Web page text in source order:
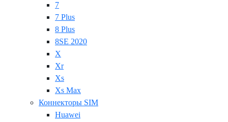
7
7 Plus
8 Plus
8SE 2020
X
Xr
Xs
Xs Max
Коннекторы SIM
Huawei